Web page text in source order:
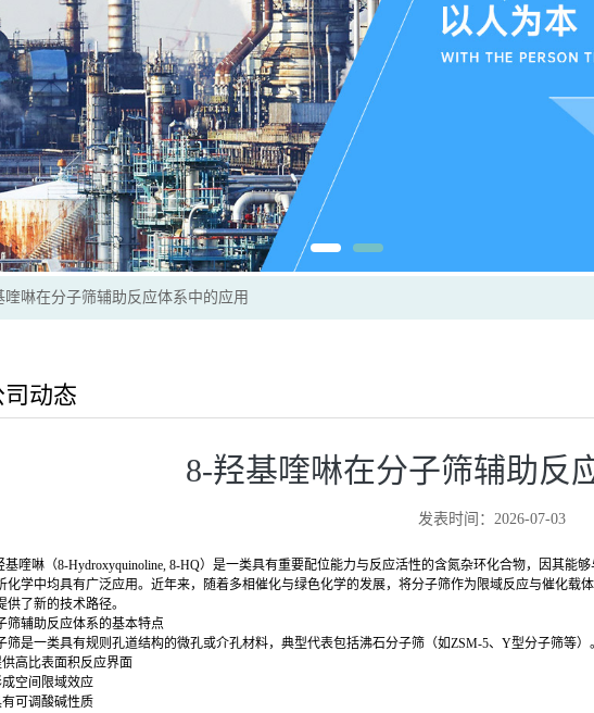
喹啉在分子筛辅助反应体系中的应用
司动态
8-羟基喹啉在分子筛辅助反
发表时间：2026-07-03
基喹啉（8-Hydroxyquinoline, 8-HQ）是一类具有重要配位能力与反应活性的含氮杂环化合物，因其能
化学中均具有广泛应用。近年来，随着多相催化与绿色化学的发展，将分子筛作为限域反应与催化载
供了新的技术路径。
筛辅助反应体系的基本特点
筛是一类具有规则孔道结构的微孔或介孔材料，典型代表包括沸石分子筛（如ZSM-5、Y型分子筛等）
供高比表面积反应界面
成空间限域效应
有可调酸碱性质